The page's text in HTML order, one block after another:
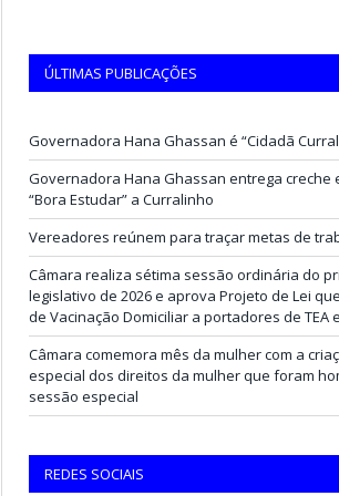
ÚLTIMAS PUBLICAÇÕES
Governadora Hana Ghassan é “Cidadã
Governadora Hana Ghassan entrega creche
“Bora Estudar” a Curralinho
Vereadores reúnem para traçar metas de
Câmara realiza sétima sessão ordinária do
legislativo de 2026 e aprova Projeto de Lei
de Vacinação Domiciliar a portadores de TEA
Câmara comemora mês da mulher com a
especial dos direitos da mulher que foram
sessão especial
REDES SOCIAIS